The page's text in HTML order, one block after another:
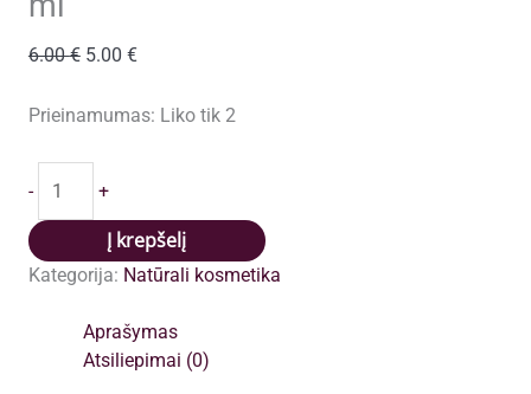
6.00€ Original
was:
5.00 €Current
is:
Prieinamumas: Liko tik 2
-
kiekis:
Rankų
kremas
Botanic
+
Į krepšelį
Kategorija: Natūrali kosmetika
Aprašymas
Atsiliepimai (0)